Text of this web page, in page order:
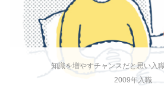
知識を増やすチャンスだと思い入
2009年入職